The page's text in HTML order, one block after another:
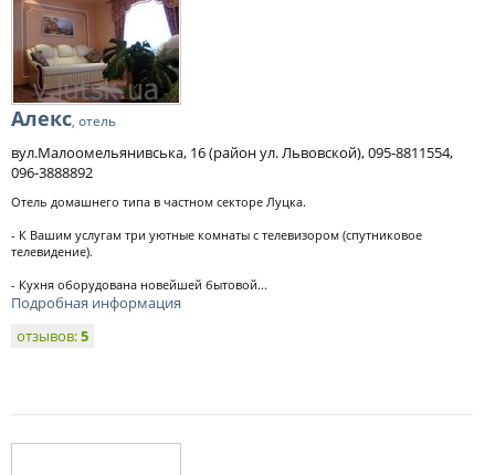
Алекс, отель
вул.Малоомельянивська, 16 (район ул. Львовской), 095-8811554,
096-3888892
Отель домашнего типа в частном секторе Луцка.
- К Вашим услугам три уютные комнаты с телевизором (спутниковое
телевидение).
- Кухня оборудована новейшей бытовой...
Подробная информация
отзывов:5